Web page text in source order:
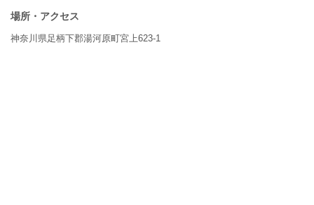
場所・アクセス
神奈川県足柄下郡湯河原町宮上623-1